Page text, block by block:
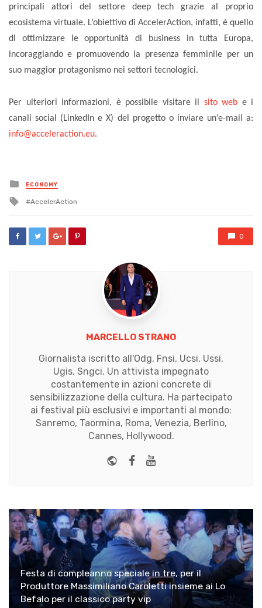
principali attori del settore deep tech grazie al proprio
ecosistema virtuale. L’obiettivo di AccelerAction, infatti, è quello
di ottimizzare le opportunità di business in tutta Europa,
incoraggiando e promuovendo la presenza femminile per un
suo maggior protagonismo nei settori tecnologici.
Per ulteriori informazioni, è possibile visitare il sito web e i
canali social (LinkedIn e X) del progetto o inviare un’e-mail a:
info@acceleraction.eu.
Posted
in
ECONOMY
Tagged
AccelerAction
0
MARCELLO STRANO
Giornalista iscritto all'Odg, Fnsi, Ucsi, Ussi,
Ugis, Sngci. Un attivista impegnato
costantemente in azioni concrete di
sensibilizzazione della cultura. Ha partecipato
ai festival più esclusivi e importanti al mondo:
Sanremo, Taormina, Roma, Venezia, Berlino,
Cannes, Hollywood.
Website
Facebook
Youtube
Festa di compleanno speciale in tre, per il
Produttore Massimiliano Caroletti insieme ai Lo
Befalo per il classico party vip